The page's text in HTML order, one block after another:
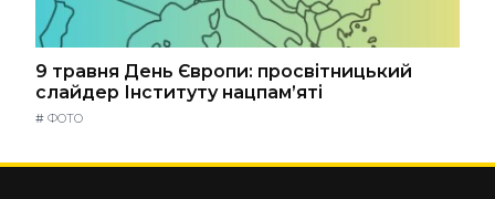
9 травня День Європи: просвітницький
слайдер Інституту нацпам’яті
# ФОТО